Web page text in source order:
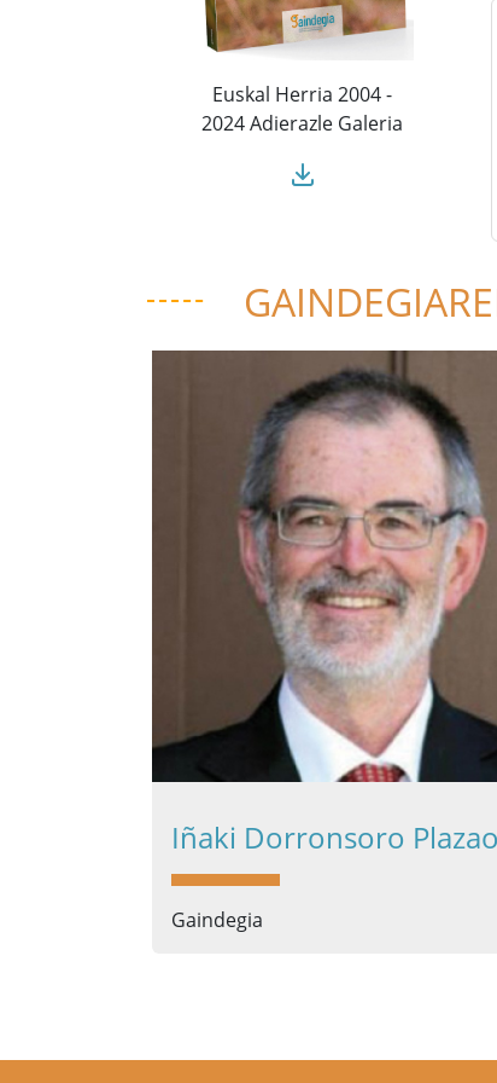
Euskal Herria 2004 -
2024 Adierazle Galeria
Iñaki Dorronsoro
Gaindegia